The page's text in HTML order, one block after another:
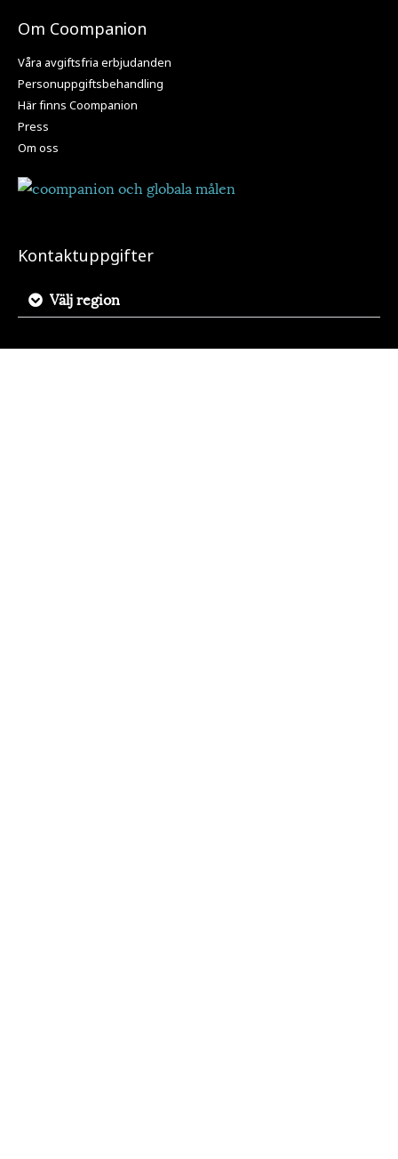
Om Coompanion
Våra avgiftsfria erbjudanden
Personuppgiftsbehandling
Här finns Coompanion
Press
Om oss
Kontaktuppgifter
Välj region